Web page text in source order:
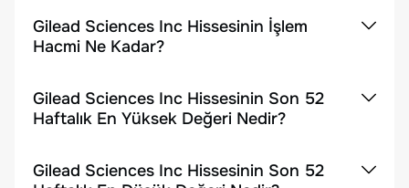
Gilead Sciences Inc Hissesinin İşlem
Hacmi Ne Kadar?
Gilead Sciences Inc Hissesinin Son 52
Haftalık En Yüksek Değeri Nedir?
Gilead Sciences Inc Hissesinin Son 52